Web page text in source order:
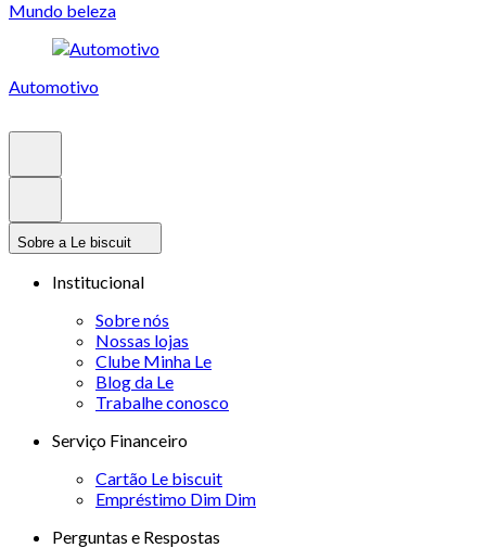
Mundo beleza
Automotivo
Sobre a Le biscuit
Institucional
Sobre nós
Nossas lojas
Clube Minha Le
Blog da Le
Trabalhe conosco
Serviço Financeiro
Cartão Le biscuit
Empréstimo Dim Dim
Perguntas e Respostas